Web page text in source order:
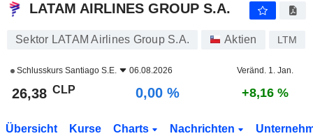
LATAM AIRLINES GROUP S.A.
Sektor LATAM Airlines Group S.A. Aktien LTM
Schlusskurs Santiago S.E. 06.08.2026 Veränd. 1. Jan.
26,38 CLP 0,00 % +8,16 %
Übersicht Kurse Charts Nachrichten